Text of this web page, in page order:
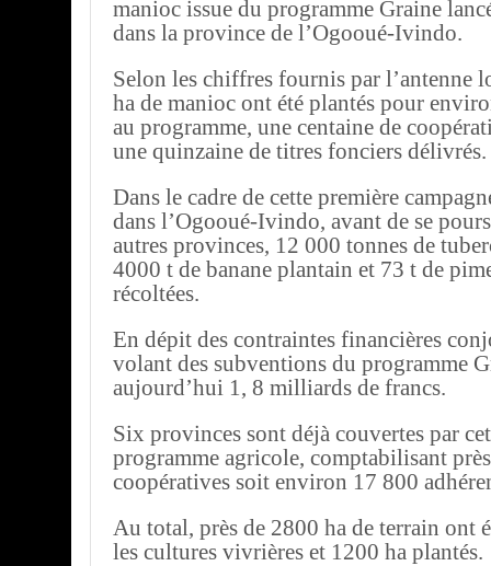
manioc issue du programme Graine
dans la province de l’Ogooué-Ivindo.
Selon les chiffres fournis par l’antenne
ha de manioc ont été plantés pour
au programme, une centaine de
une quinzaine de titres fonciers délivrés.
Dans le cadre de cette première
dans l’Ogooué-Ivindo, avant de se
autres provinces, 12 000 tonnes de
4000 t de banane plantain et 73 t de
récoltées.
En dépit des contraintes financières
volant des subventions du programme
aujourd’hui 1, 8 milliards de francs.
Six provinces sont déjà couvertes par
programme agricole, comptabilisant
coopératives soit environ 17 800
Au total, près de 2800 ha de terrain ont
les cultures vivrières et 1200 ha plantés.